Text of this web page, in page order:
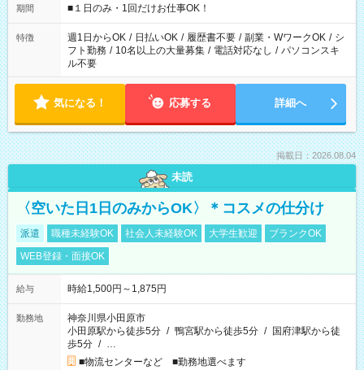
げるお仕事も！ ご希望のお時間に合わせてご紹介！ ※シフトは
ください！
期間 ■１日のみ・1回だけお仕事OK！
特徴 週1日からOK / 日払いOK / 履歴書不要 / 副業・WワークOK / シ
フト勤務 / 10名以上の大量募集 / 電話対応なし / パソコンスキ
ル不要
気になる！ 応募する 詳細へ
掲載日：2026.08.04
未読
〈空いた日1日のみからOK〉＊コスメの仕分け
派遣 職種未経験OK 社会人未経験OK 大学生歓迎
ブランクOK
WEB登録・面接OK
給与 時給1,500円～1,875円
勤務地
神奈川県小田原市
小田原駅から徒歩5分 / 鴨宮駅から徒歩5分 / 国府津駅から徒
歩5分 / …
■物流センターなど ■勤務地選べます